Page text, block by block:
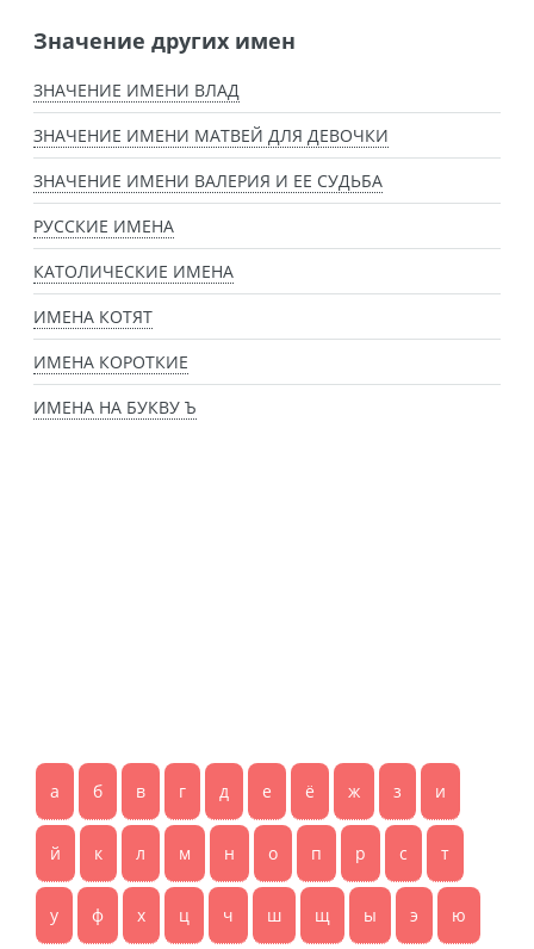
Значение других имен
ЗНАЧЕНИЕ ИМЕНИ ВЛАД
ЗНАЧЕНИЕ ИМЕНИ МАТВЕЙ ДЛЯ ДЕВОЧКИ
ЗНАЧЕНИЕ ИМЕНИ ВАЛЕРИЯ И ЕЕ СУДЬБА
РУССКИЕ ИМЕНА
КАТОЛИЧЕСКИЕ ИМЕНА
ИМЕНА КОТЯТ
ИМЕНА КОРОТКИЕ
ИМЕНА НА БУКВУ Ъ
а б в г д е ё ж з и
й к л м н о п р с т
у ф х ц ч ш щ ы э ю